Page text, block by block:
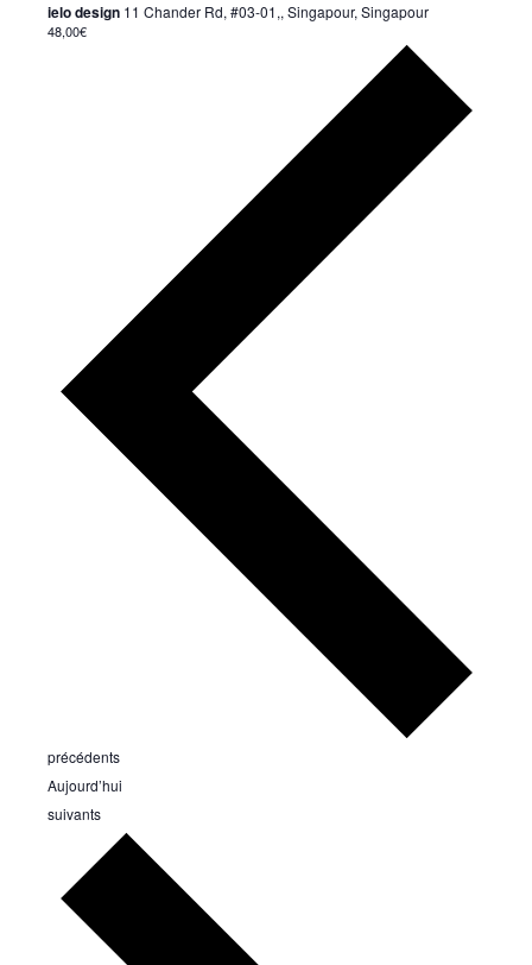
ielo design 11 Chander Rd, #03-01,, Singapour, Singapour
48,00€
Évènements
précédents
Aujourd’hui
Évènements
suivants